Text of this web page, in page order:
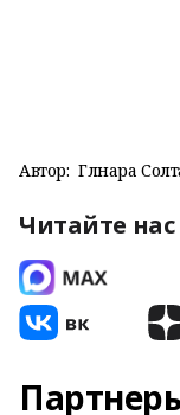
Автор: Гөлнара
Читайте нас